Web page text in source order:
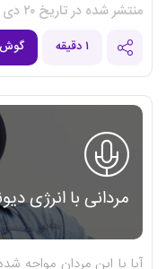
منتشر شده در تاریخ ۲۰ دی ماه ۱۴۰۰
۱ دقیقه گوش
مردانی با انرژی
آیا با این مردان مواجه